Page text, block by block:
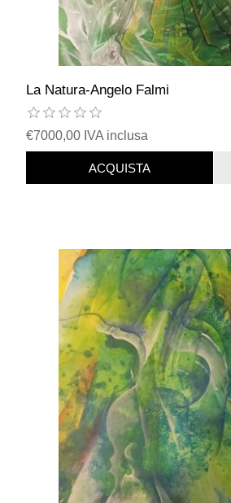
La Natura-Angelo Falmi
€7000,00 IVA inclusa
ACQUISTA